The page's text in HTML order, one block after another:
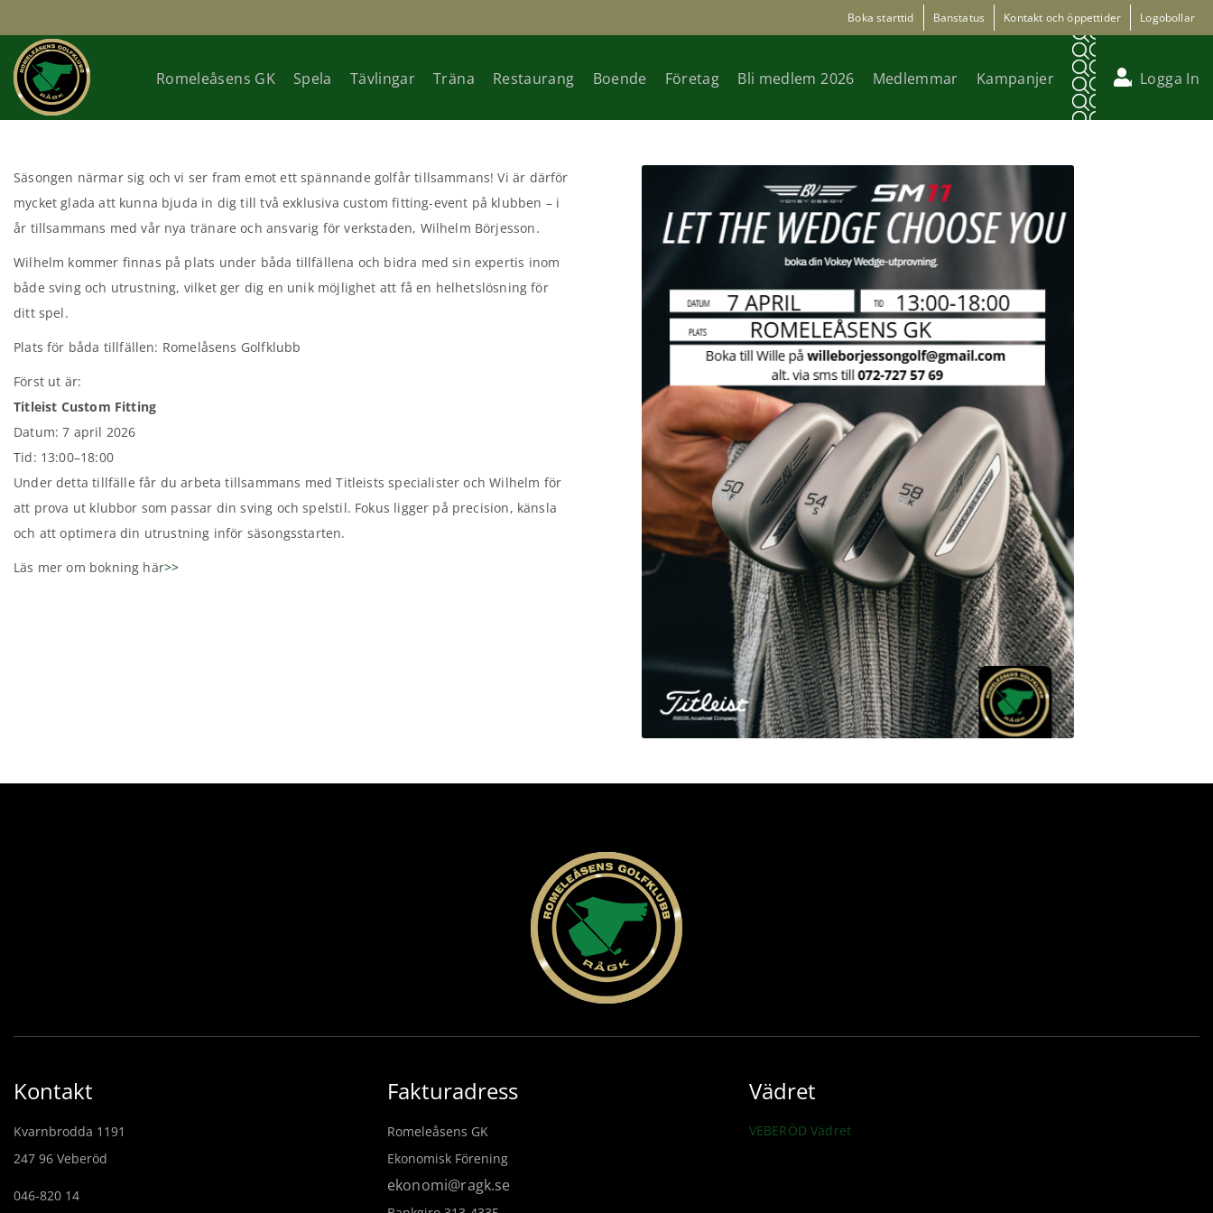
Boka starttid Banstatus Kontakt och öppettider Logobollar
Romeleåsens GK Spela Tävlingar Träna Restaurang Boende Företag Bli medlem 2026 Medlemmar Kampanjer Logga In
Säsongen närmar sig och vi ser fram emot ett spännande golfår tillsammans! Vi är därför
mycket glada att kunna bjuda in dig till två exklusiva custom fitting-event på klubben – i
år tillsammans med vår nya tränare och ansvarig för verkstaden, Wilhelm Börjesson.
Wilhelm kommer finnas på plats under båda tillfällena och bidra med sin expertis inom
både sving och utrustning, vilket ger dig en unik möjlighet att få en helhetslösning för
ditt spel.
Plats för båda tillfällen: Romelåsens Golfklubb
Först ut är:
Titleist Custom Fitting
Datum: 7 april 2026
Tid: 13:00–18:00
Under detta tillfälle får du arbeta tillsammans med Titleists specialister och Wilhelm för
att prova ut klubbor som passar din sving och spelstil. Fokus ligger på precision, känsla
och att optimera din utrustning inför säsongsstarten.
Läs mer om bokning här>>
Kontakt
Kvarnbrodda 1191
247 96 Veberöd
046-820 14
Fakturadress
Romeleåsens GK
Ekonomisk Förening
ekonomi@ragk.se
Vädret
VEBERÖD Vädret